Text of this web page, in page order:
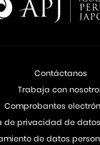
Contáctanos
Trabaja con
Comprobantes
de privacidad de
de datos